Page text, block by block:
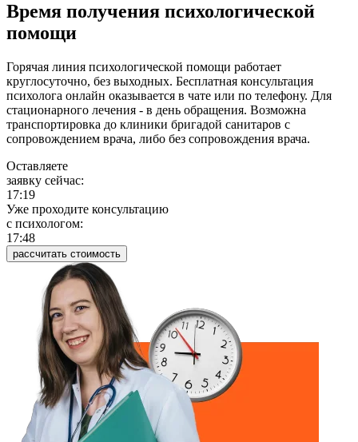
Время получения психологической
помощи
Горячая линия психологической помощи работает
круглосуточно, без выходных. Бесплатная консультация
психолога онлайн оказывается в чате или по телефону. Для
стационарного лечения - в день обращения. Возможна
транспортировка до клиники бригадой санитаров с
сопровождением врача, либо без сопровождения врача.
Оставляете
заявку сейчас:
17:19
Уже проходите консультацию
c психологом:
17:48
рассчитать стоимость